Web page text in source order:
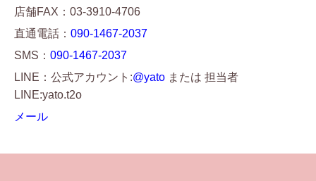
店舗FAX：03-3910-4706
直通電話： 090-1467-2037
SMS： 090-1467-2037
LINE：公式アカウント:@yato または 担当者
LINE:yato.t2o
メール